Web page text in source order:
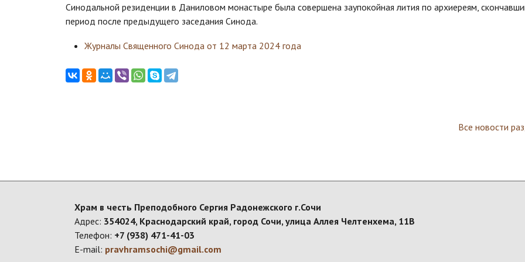
Синодальной резиденции в Даниловом монастыре была совершена заупокойная лития по архиереям,
период после предыдущего заседания Синода.
Журналы Священного Синода от 12 марта 2024 года
Все новости
Храм в честь Преподобного Сергия Радонежского г.Сочи
Адрес: 354024, Краснодарский край, город Сочи, улица Аллея Челтенхема, 11В
Телефон: +7 (938) 471-41-03
E-mail: pravhramsochi@gmail.com